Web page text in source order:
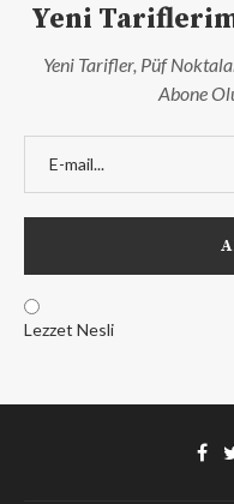
Yeni
Yeni Tarifler, Püf
Abone
Lezzet Nesli